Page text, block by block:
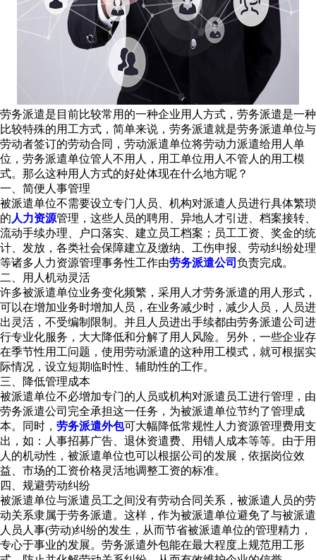
劳务派遣是目前比较常用的一种企业用人方式，劳务派遣是一种
比较特殊的用工方式，简单来说，劳务派遣就是劳务派遣单位与
劳动者签订的劳动合同，劳动派遣单位将劳动力派遣给用人单
位，劳务派遣单位管人不用人，用工单位用人不管人的用工模
式。那么这种用人方式的好处体现在什么地方呢？
一、简便人事管理
被派遣单位不需要设立专门人员、机构对派遣人员进行具体繁琐
的 人力资源管理，这些人员的聘用、异地人才引进、档案接转、
流动手续办理、户口落实、建立员工档案；员工工资、奖金的统
计、发放，各类社会保障建立及缴纳、工伤申报、劳动纠纷处理
等诸多人力资源管理事务性工作由劳务派遣公司 负责完成。
二、用人机动灵活
许多被派遣单位业务变化频繁，采用人才劳务派遣的用人形式，
可以在增加业务时增加人员，在业务减少时，减少人员，人员进
出灵活，不受编制限制。并且人员进出手续都由劳务派遣公司进
行专业化服务，大大降低和分解了用人风险。另外，一些企业存
在季节性用工问题，使用劳动派遣的这种用工模式，就可根据实
际情况，设立短期临时性、辅助性的工作。
三、降低管理成本
被派遣单位不必增加专门的人员或机构对派遣员工进行管理，由
劳务派遣公司完全承担这一任务，为被派遣单位节约了管理成
本。同时， 劳务派遣外包可大幅降低常规性人力资源管理费用支
出，如：人事招募广告、退休资遣费、用错人成本等等。由于用
人的机动性，被派遣单位也可以根据公司的发展，依据岗位效
益、市场的工资价格灵活地调整工资的标准。
四、规避劳动纠纷
被派遣单位与派遣员工之间没有劳动合同关系，被派遣人员的劳
动关系隶属于劳务派遣。这样，作为被派遣单位避免了与被派遣
人员人事(劳动)纠纷的发生，从而节省被派遣单位的管理精力，
专心于事业的发展。劳务派遣外包能在最大程度上规范用工形